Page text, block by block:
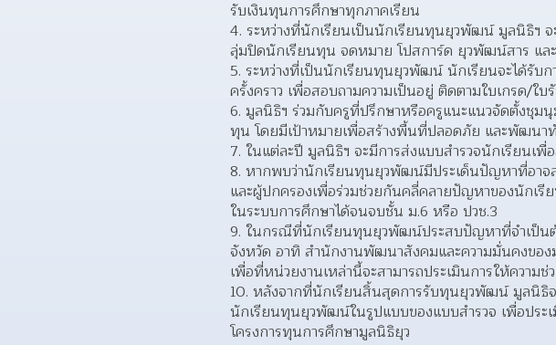
รับเงินทุนการศึกษาทุกภาคเรียน
4. ระหว่างที่นักเรียนเป็นนักเรียนทุนยุวพัฒน์ มูลนิธิฯ
ลุ่มปิดนักเรียนทุน จดหมาย โปสการ์ด ยุวพัฒน์สาร แ
5. ระหว่างที่เป็นนักเรียนทุนยุวพัฒน์ นักเรียนจะได้รับ
ครั้งคราว เพื่อสอบถามความเป็นอยู่ ติดตามใบเกรด/ใบ
6. มูลนิธิฯ ร่วมกับครูที่ปรึกษาหรือครูแนะแนวจัดตั้งชุ
ทุน โดยมีเป้าหมายเพื่อสร้างพื้นที่ปลอดภัย และพัฒนา
7. ในแต่ละปี มูลนิธิฯ จะมีการส่งแบบสำรวจนักเรียนเ
8. หากพบว่านักเรียนทุนยุวพัฒน์มีประเด็นปัญหาที่อาจ
และผู้ปกครองเพื่อร่วมช่วยกันคลี่คลายปัญหาของนักเ
ในระบบการศึกษาได้จนจบชั้น ม.6 หรือ ปวช.3
9. ในกรณีที่นักเรียนทุนยุวพัฒน์ประสบปัญหาที่จำเป็นต้
จังหวัด อาทิ สำนักงานพัฒนาสังคมและความมั่นคงขอ
เพื่อที่หน่วยงานเหล่านี้จะสามารถประเมินการให้ความช่
10. หลังจากที่นักเรียนสิ้นสุดการรับทุนยุวพัฒน์ มูลนิธิจ
นักเรียนทุนยุวพัฒน์ในรูปแบบของแบบสำรวจ เพื่อประ
โครงการทุนการศึกษามูลนิธิยุว